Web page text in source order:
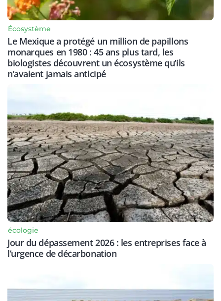
Écosystème
Le Mexique a protégé un million de papillons
monarques en 1980 : 45 ans plus tard, les
biologistes découvrent un écosystème qu’ils
n’avaient jamais anticipé
écologie
Jour du dépassement 2026 : les entreprises face à
l’urgence de décarbonation